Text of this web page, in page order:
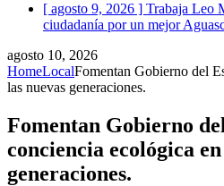
[ agosto 9, 2026 ] Trabaja Leo
ciudadanía por un mejor
agosto 10, 2026
HomeLocalFomentan Gobierno del
las nuevas generaciones.
Fomentan Gobierno
conciencia ecológica
generaciones.